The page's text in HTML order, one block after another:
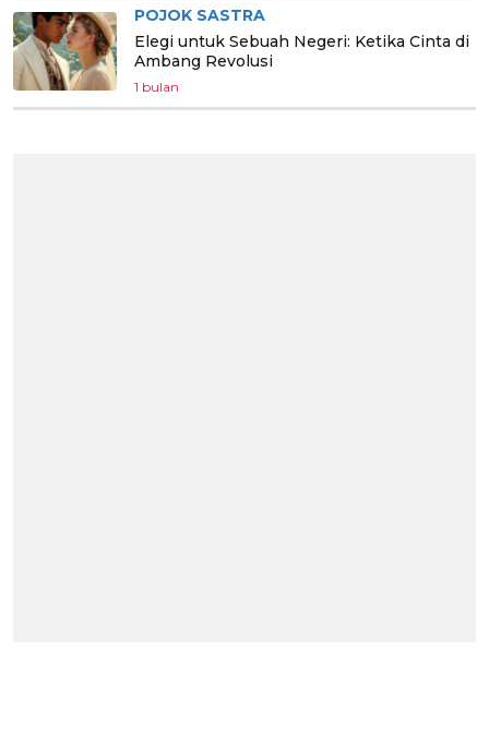
POJOK SASTRA
Elegi untuk Sebuah Negeri: Ketika Cinta di
Ambang Revolusi
1 bulan